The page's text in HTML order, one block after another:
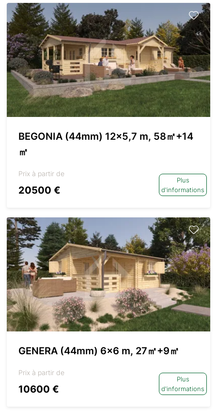
BEGONIA (44mm) 12×5,7 m, 58㎡+14
㎡
Prix à partir de
20500 €
Plus
d'informations
GENERA (44mm) 6×6 m, 27㎡+9㎡
Prix à partir de
10600 €
Plus
d'informations